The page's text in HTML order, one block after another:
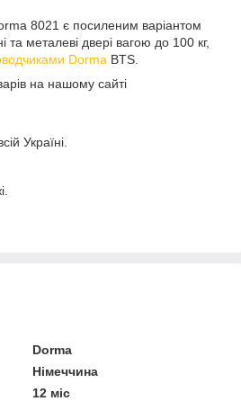
8021 є посиленим варіантом
та металеві двері вагою до 100 кг,
Dorma BTS.
на нашому сайті
Україні.
Dorma
Німеччина
12 міс